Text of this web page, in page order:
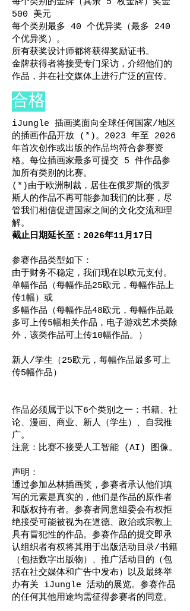
每个类别的金牌（其余 5 枚金牌）奖金
500 美元
每个类别最多 40 个优异奖（最多 240
个优异奖）。
所有获奖设计师都将获得奖励证书。
金牌获得者将接受专门采访，介绍他们的
作品，并在社交媒体上进行广泛的宣传。
合格
iJungle 插画奖面向全球任何国家/地区
的插画作品开放 (*)。2023 年至 2026
年首次创作或出版的作品均符合参赛资
格。每位插画家最多可提交 5 件作品参
加所有类别的比赛。
(*)由于欧洲制裁，居住在俄罗斯的俄罗
斯人的作品不再可能参加我们的比赛，尽
管我们相信促进国家之间的文化交流和理
解。
截止日期延长至：2026年11月17日
参赛作品类型如下：
由于财务不稳定，我们现在以欧元支付。
单幅作品（每幅作品25欧元，每幅作品上
传1幅）或
多幅作品（每幅作品48欧元，每幅作品最
多可上传5幅相关作品，电子游戏艺术类除
外，该类作品可上传10幅作品。）
新人/学生（25欧元，每幅作品最多可上
传5幅作品）
作品必须属于以下6个类别之一：书籍、社
论、漫画、商业、新人（学生）、自我推
广。
注意：比赛不接受人工智能 (AI) 图像。
声明：
通过参加丛林插画奖，参赛者承认他们填
写的元素是真实的，他们是作品的原作者
和版权持有者。参赛者同意组委会有权拒
绝接受可能被视为在道德、政治或宗教上
具有冒犯性的作品。参赛作品的提交即承
认组织者有权将其用于出版活动目录/书籍
（包括数字出版物）、推广活动目的（包
括在社交媒体和广告中发布）以及最终举
办有关 iJungle 活动的展览。参赛作品
的任何其他用途均需征得参赛者的同意。